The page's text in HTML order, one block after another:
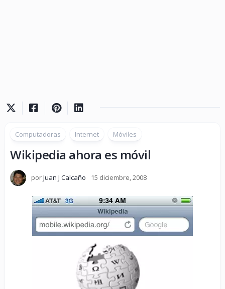
Computadoras Internet Móviles
Wikipedia ahora es móvil
porJuan J Calcaño 15 diciembre, 2008